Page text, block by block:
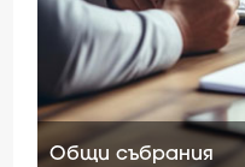
Общи събрания